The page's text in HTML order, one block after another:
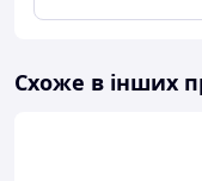
Схоже в інших